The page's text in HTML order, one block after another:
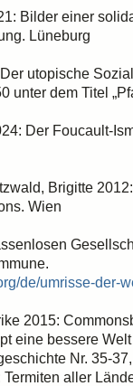
Bilder einer
Lüneburg
utopische
unter dem Titel
Der Foucault-
Brigitte
Wien
de/umrisse-der-
2015:
eine bessere
Nr. 35-
aller